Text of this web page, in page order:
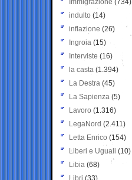
Immigrazione (734)
indulto (14)
inflazione (26)
Ingroia (15)
Interviste (16)
la casta (1.394)
La Destra (45)
La Sapienza (5)
Lavoro (1.316)
LegaNord (2.411)
Letta Enrico (154)
Liberi e Uguali (10)
Libia (68)
Libri (33)